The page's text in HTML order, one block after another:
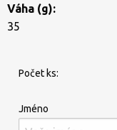
Váha (g):
35
Počet ks:
Jméno